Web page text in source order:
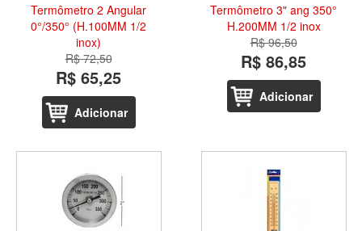
Termômetro 2 Angular
0°/350° (H.100MM 1/2
inox)
R$ 72,50
R$ 65,25
Adicionar
Termômetro 3" ang 350°
H.200MM 1/2 inox
R$ 96,50
R$ 86,85
Adicionar